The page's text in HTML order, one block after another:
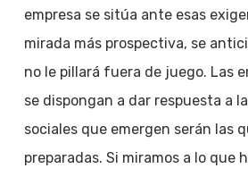
empresa se sitúa ante esas
mirada más prospectiva, se
no le pillará fuera de juego. Las
se dispongan a dar respuesta a
sociales que emergen serán las
preparadas. Si miramos a lo que